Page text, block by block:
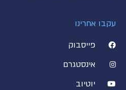
עקבו אחרינו
פייסבוק
אינסטגרם
יוטיוב